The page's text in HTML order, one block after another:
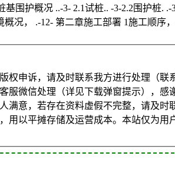
围护概况 ..-3- 2.1试桩.. -3-2.2围护桩.
况， .-12- 第二章施工部署 1施工顺序
申诉，请及时联系我方进行处理（联
微信处理（详见下载弹窗提示），感
意，若存在资料虚假不完整，请及时
以平摊存储及运营成本。本站仅为